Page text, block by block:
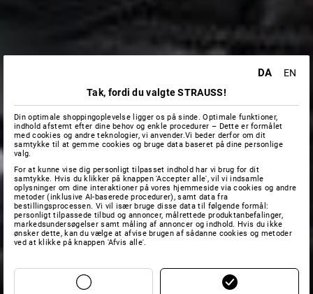
DA
EN
Tak, fordi du valgte STRAUSS!
Din optimale shoppingoplevelse ligger os på sinde. Optimale funktioner,
indhold afstemt efter dine behov og enkle procedurer – Dette er formålet
med cookies og andre teknologier, vi anvender.Vi beder derfor om dit
samtykke til at gemme cookies og bruge data baseret på dine personlige
valg.
For at kunne vise dig personligt tilpasset indhold har vi brug for dit
samtykke. Hvis du klikker på knappen 'Accepter alle', vil vi indsamle
oplysninger om dine interaktioner på vores hjemmeside via cookies og andre
metoder (inklusive AI-baserede procedurer), samt data fra
bestillingsprocessen. Vi vil især bruge disse data til følgende formål:
personligt tilpassede tilbud og annoncer, målrettede produktanbefalinger,
markedsundersøgelser samt måling af annoncer og indhold. Hvis du ikke
ønsker dette, kan du vælge at afvise brugen af sådanne cookies og metoder
ved at klikke på knappen 'Afvis alle'.